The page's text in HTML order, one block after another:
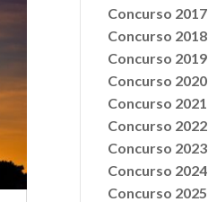
Concurso 2017
Concurso 2018
Concurso 2019
Concurso 2020
Concurso 2021
Concurso 2022
Concurso 2023
Concurso 2024
Concurso 2025